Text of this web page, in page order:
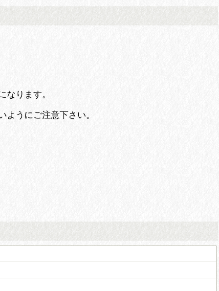
ります。
うにご注意下さい。